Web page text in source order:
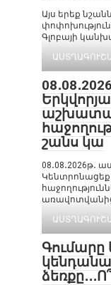
Այս երեք
Գլոբայի
շանս կա
08․08․2026թ․
Գումարը